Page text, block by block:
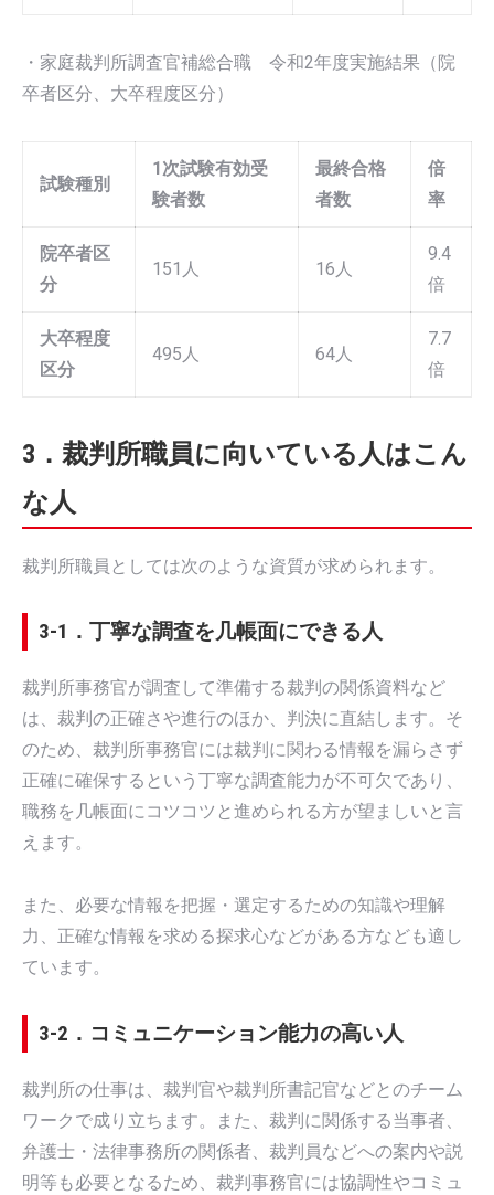
・家庭裁判所調査官補総合職 令和2年度実施結果（院
卒者区分、大卒程度区分）
試験種別
1次試験有効受
験者数
最終合格
者数
倍
率
院卒者区
分
151人 16人
9.4
倍
大卒程度
区分
495人 64人
7.7
倍
3．裁判所職員に向いている人はこん
な人
裁判所職員としては次のような資質が求められます。
3-1．丁寧な調査を几帳面にできる人
裁判所事務官が調査して準備する裁判の関係資料など
は、裁判の正確さや進行のほか、判決に直結します。そ
のため、裁判所事務官には裁判に関わる情報を漏らさず
正確に確保するという丁寧な調査能力が不可欠であり、
職務を几帳面にコツコツと進められる方が望ましいと言
えます。
また、必要な情報を把握・選定するための知識や理解
力、正確な情報を求める探求心などがある方なども適し
ています。
3-2．コミュニケーション能力の高い人
裁判所の仕事は、裁判官や裁判所書記官などとのチーム
ワークで成り立ちます。また、裁判に関係する当事者、
弁護士・法律事務所の関係者、裁判員などへの案内や説
明等も必要となるため、裁判事務官には協調性やコミュ